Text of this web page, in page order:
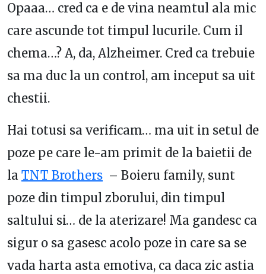
Opaaa… cred ca e de vina neamtul ala mic
care ascunde tot timpul lucurile. Cum il
chema…? A, da, Alzheimer. Cred ca trebuie
sa ma duc la un control, am inceput sa uit
chestii.
Hai totusi sa verificam… ma uit in setul de
poze pe care le-am primit de la baietii de
la TNT Brothers – Boieru family, sunt
poze din timpul zborului, din timpul
saltului si… de la aterizare! Ma gandesc ca
sigur o sa gasesc acolo poze in care sa se
vada harta asta emotiva, ca daca zic astia